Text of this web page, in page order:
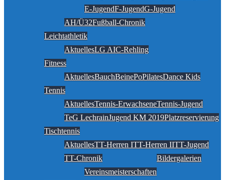
E-JugendF-JugendG-Jugend
AH/Ü32Fußball-Chronik
Leichtathletik
AktuellesLG AIC-Rehling
Fitness
AktuellesBauchBeinePoPilatesDance Kids
Tennis
AktuellesTennis-ErwachseneTennis-Jugend
TeG LechrainJugend KM 2019Platzreservierung
Tischtennis
AktuellesTT-Herren ITT-Herren IITT-Jugend
TT-Chronik
Vereinsmeisterschaften
Bildergalerien